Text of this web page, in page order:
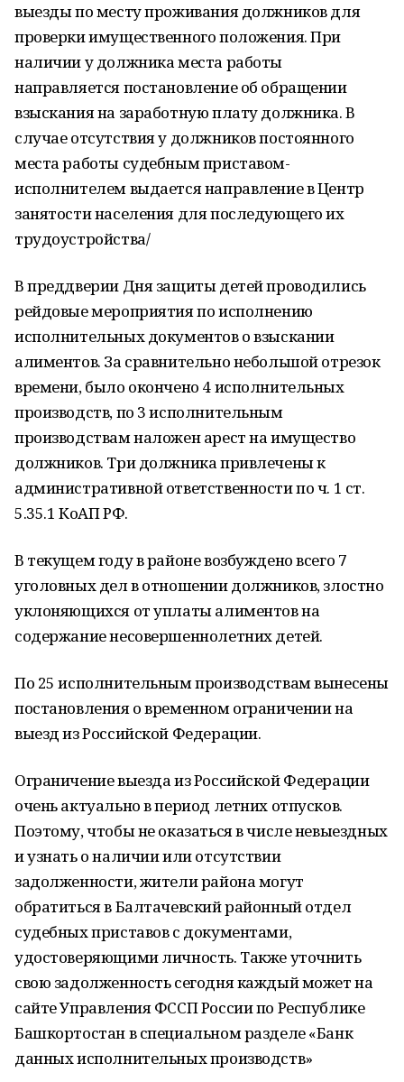
выезды по месту проживания должников для
проверки имущественного положения. При
наличии у должника места работы
направляется постановление об обращении
взыскания на заработную плату должника. В
случае отсутствия у должников постоянного
места работы судебным приставом-
исполнителем выдается направление в Центр
занятости населения для последующего их
трудоустройства/
В преддверии Дня защиты детей проводились
рейдовые мероприятия по исполнению
исполнительных документов о взыскании
алиментов. За сравнительно небольшой отрезок
времени, было окончено 4 исполнительных
производств, по 3 исполнительным
производствам наложен арест на имущество
должников. Три должника привлечены к
административной ответственности по ч. 1 ст.
5.35.1 КоАП РФ.
В текущем году в районе возбуждено всего 7
уголовных дел в отношении должников, злостно
уклоняющихся от уплаты алиментов на
содержание несовершеннолетних детей.
По 25 исполнительным производствам вынесены
постановления о временном ограничении на
выезд из Российской Федерации.
Ограничение выезда из Российской Федерации
очень актуально в период летних отпусков.
Поэтому, чтобы не оказаться в числе невыездных
и узнать о наличии или отсутствии
задолженности, жители района могут
обратиться в Балтачевский районный отдел
судебных приставов с документами,
удостоверяющими личность. Также уточнить
свою задолженность сегодня каждый может на
сайте Управления ФССП России по Республике
Башкортостан в специальном разделе «Банк
данных исполнительных производств»